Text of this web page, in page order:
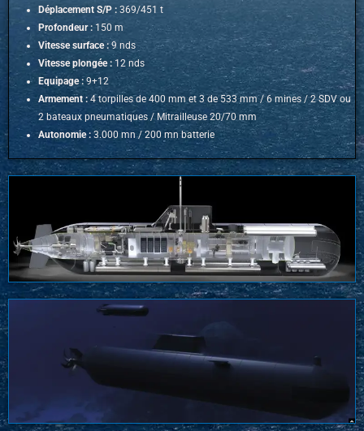
Déplacement S/P : 369/451 t
Profondeur : 150 m
Vitesse surface :9 nds
Vitesse plongée : 12 nds
Equipage : 9+12
Armement : 4 torpilles de 400 mm et 3 de 533 mm / 6 mines / 2 SDV ou
2 bateaux pneumatiques / Mitrailleuse 20/70 mm
Autonomie : 3.000 mn / 200 mn batterie